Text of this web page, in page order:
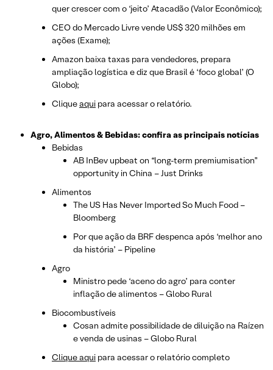
quer crescer com o ‘jeito’ Atacadão (Valor Econômico);
CEO do Mercado Livre vende US$ 320 milhões em
ações (Exame);
Amazon baixa taxas para vendedores, prepara
ampliação logística e diz que Brasil é ‘foco global’ (O
Globo);
Cliqueaqui para acessar o relatório.
Agro, Alimentos & Bebidas: confira as principais notícias
Bebidas
AB InBev upbeat on “long-term premiumisation”
opportunity in China – Just Drinks
Alimentos
The US Has Never Imported So Much Food –
Bloomberg
Por que ação da BRF despenca após ‘melhor ano
da história’ – Pipeline
Agro
Ministro pede ‘aceno do agro’ para conter
inflação de alimentos – Globo Rural
Biocombustíveis
Cosan admite possibilidade de diluição na Raízen
e venda de usinas – Globo Rural
Clique aqui para acessar o relatório completo